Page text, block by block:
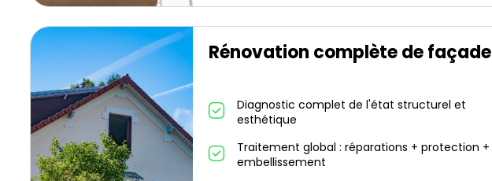
Rénovation complète de façade
Diagnostic complet de l'état structurel et
esthétique
Traitement global : réparations + protection +
embellissement